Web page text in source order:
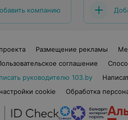
компанию
Размещение рекламы
соглашение
руководителю 103.by
cookie
Обработка